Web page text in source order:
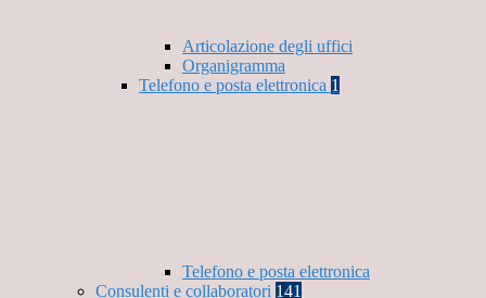
Articolazione degli uffici
Organigramma
Telefono e posta elettronica 1
Telefono e posta elettronica
Consulenti e collaboratori 141